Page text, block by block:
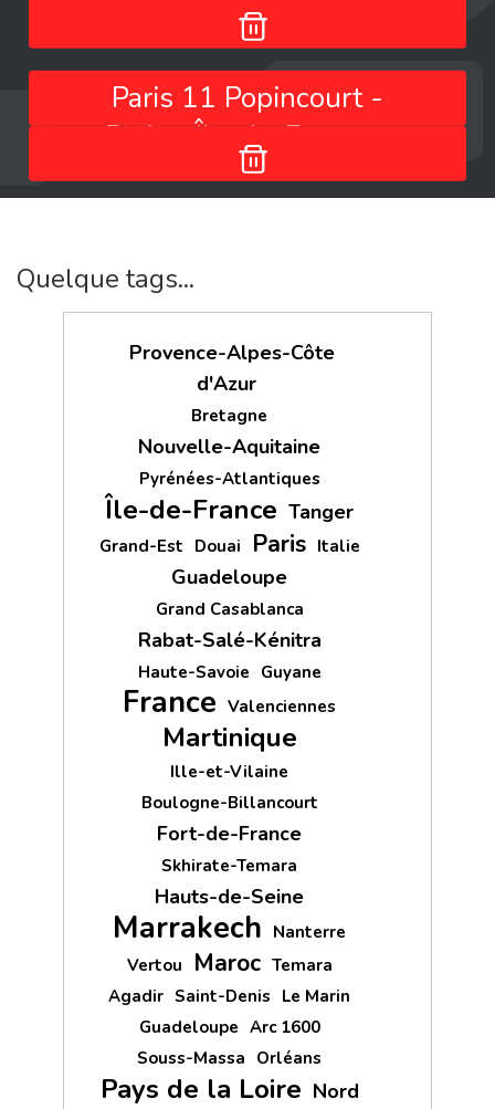
Paris 11 Popincourt -
Paris - Île-de-France -
France
Quelque tags...
Provence-Alpes-Côte
d'Azur
Bretagne
Nouvelle-Aquitaine
Pyrénées-Atlantiques
Île-de-France Tanger
Grand-Est Douai Paris Italie
Guadeloupe
Grand Casablanca
Rabat-Salé-Kénitra
Haute-Savoie Guyane
France Valenciennes
Martinique
Ille-et-Vilaine
Boulogne-Billancourt
Fort-de-France
Skhirate-Temara
Hauts-de-Seine
Marrakech Nanterre
Vertou
Maroc Temara
Agadir Saint-Denis Le Marin
Guadeloupe Arc 1600
Souss-Massa Orléans
Pays de la Loire Nord